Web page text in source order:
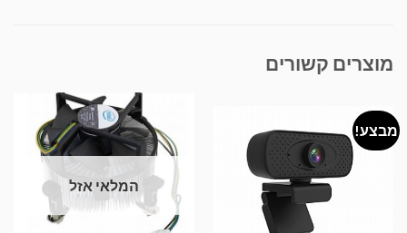
מוצרים קשורים
מבצע!
המלאי אזל